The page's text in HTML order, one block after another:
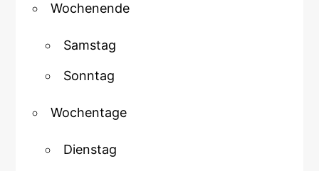
Wochenende
Samstag
Sonntag
Wochentage
Dienstag